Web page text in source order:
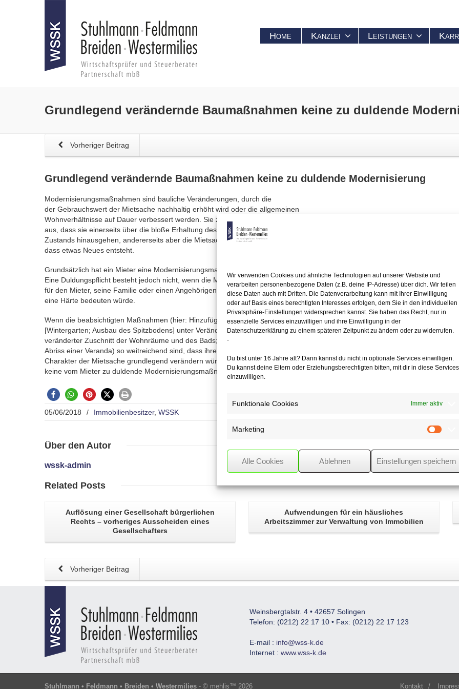
Wir verwenden Cookies und ähnliche Technologien auf unserer Website und
verarbeiten personenbezogene Daten (z.B. deine IP-Adresse) über dich. Wir teilen
diese Daten auch mit Dritten. Die Datenverarbeitung kann mit Ihrer Einwilligung
oder auf Basis eines berechtigten Interesses erfolgen, dem Sie in den individuellen
Privatsphäre-Einstellungen widersprechen kannst. Sie haben das Recht, nur in
essenzielle Services einzuwilligen und ihre Einwilligung in der
Datenschutzerklärung zu einem späteren Zeitpunkt zu ändern oder zu widerrufen.
-
Du bist unter 16 Jahre alt? Dann kannst du nicht in optionale Services einwilligen.
Du kannst deine Eltern oder Erziehungsberechtigten bitten, mit dir in diese Services
einzuwilligen.
Funktionale Cookies Immer aktiv
Marketing
Alle Cookies Ablehnen Einstellungen speichern
Home Kanzlei Leistungen
Grundlegend verändernde Baumaßnahmen keine zu duldende
Vorheriger Beitrag
Grundlegend verändernde Baumaßnahmen keine zu duldende Modernisierung
Modernisierungsmaßnahmen sind bauliche Veränderungen, durch die
der Gebrauchswert der Mietsache nachhaltig erhöht wird oder die allgemeinen
Wohnverhältnisse auf Dauer verbessert werden. Sie zeichnen sich dadurch
aus, dass sie einerseits über die bloße Erhaltung des bisherigen
Zustands hinausgehen, andererseits aber die Mietsache nicht so verändern,
dass etwas Neues entsteht.
Grundsätzlich hat ein Mieter eine Modernisierungsmaßnahme zu dulden.
Eine Duldungspflicht besteht jedoch nicht, wenn die Modernisierungsmaßnahme
für den Mieter, seine Familie oder einen Angehörigen seines Haushalts
eine Härte bedeuten würde.
Wenn die beabsichtigten Maßnahmen (hier: Hinzufügung neuer Räume
[Wintergarten; Ausbau des Spitzbodens] unter Veränderung des Grundrisses;
veränderter Zuschnitt der Wohnräume und des Bads; Anlegung einer Terrasse;
Abriss einer Veranda) so weitreichend sind, dass ihre Durchführung den
Charakter der Mietsache grundlegend verändern würde, liegt jedoch
keine vom Mieter zu duldende Modernisierungsmaßnahme vor.
05/06/2018 / Immobilienbesitzer, WSSK
Über den Autor
wssk-admin
Related Posts
Auflösung einer Gesellschaftbürgerlichen
Rechts – vorheriges Ausscheiden eines
Gesellschafters
Aufwendungen für ein häusliches
Arbeitszimmerzur Verwaltung von Immobilien
Vorheriger Beitrag
Weinsbergtalstr. 4 • 42657 Solingen
Telefon: (0212) 22 17 10 • Fax: (0212) 22 17 123
E-mail : info@wss-k.de
Internet : www.wss-k.de
Stuhlmann • Feldmann • Breiden • Westermilies - © mehlis™ 2026 Kontakt /